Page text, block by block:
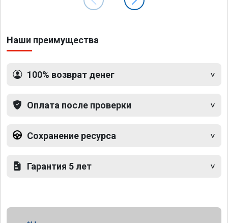
Наши преимущества
100% возврат денег
Оплата после проверки
Сохранение ресурса
Гарантия 5 лет